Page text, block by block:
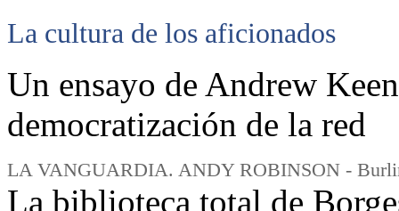
La cultura de los aficionados
Un ensayo de Andrew
democratización de la red
LA VANGUARDIA. ANDY ROBINSON -
La biblioteca total de